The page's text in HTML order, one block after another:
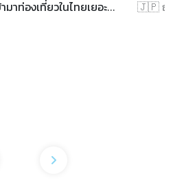
าท่องเที่ยวในไทยเยอะ
🇯🇵 ญี่ปุ่